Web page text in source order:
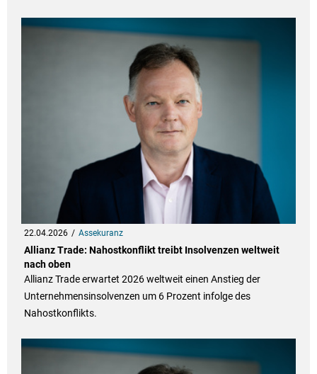
22.04.2026 Assekuranz
Allianz Trade: Nahostkonflikt treibt Insolvenzen weltweit
nach oben
Allianz Trade erwartet 2026 weltweit einen Anstieg der
Unternehmensinsolvenzen um 6 Prozent infolge des
Nahostkonflikts.